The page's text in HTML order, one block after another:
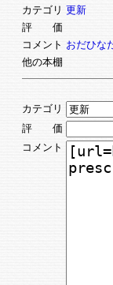
カテゴリ 更新
評 価
コメント おだひな
他の本棚
カテゴリ
評 価
コメント